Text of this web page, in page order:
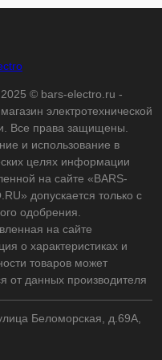
© bars-electro.ru -
электротехнической
Все права защищены.
и использование в
целях информации
на сайте «BARS-
допускается только с
одобрения.
на сайте
о характеристиках и
товаров может
от данных производителя
Беломорская, д.69А,